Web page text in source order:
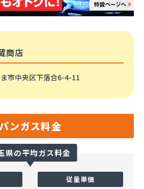
商店
ま市中央区下落合6-4-11
ンガス料金
県の平均ガス料金
従量単価